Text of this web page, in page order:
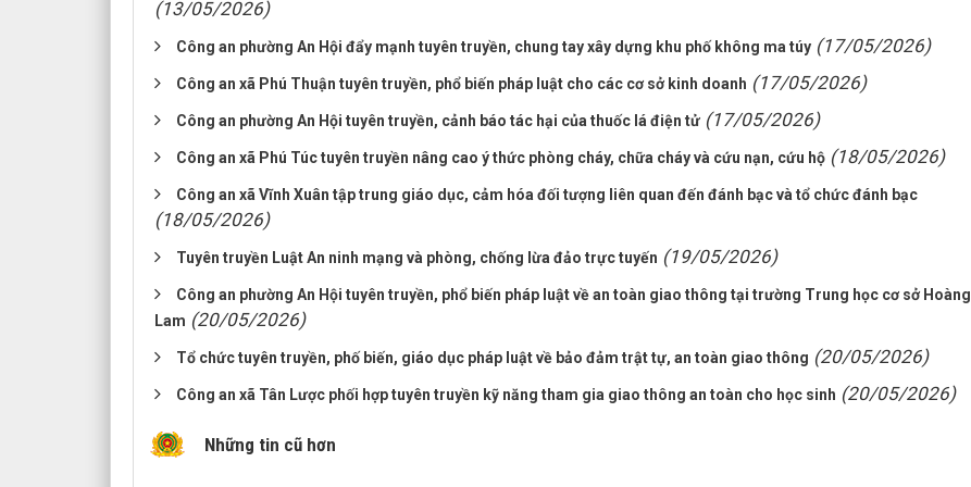
(13/05/2026)
Công an phường An Hội đẩy mạnh tuyên truyền, chung tay xây dựng khu phố không ma túy (17/05/2026)
Công an xã Phú Thuận tuyên truyền, phổ biến pháp luật cho các cơ sở kinh doanh (17/05/2026)
Công an phường An Hội tuyên truyền, cảnh báo tác hại của thuốc lá điện tử (17/05/2026)
Công an xã Phú Túc tuyên truyền nâng cao ý thức phòng cháy, chữa cháy và cứu nạn, cứu hộ (18/05/2026)
Công an xã Vĩnh Xuân tập trung giáo dục, cảm hóa đối tượng liên quan đến đánh bạc và tổ chức đánh bạc
(18/05/2026)
Tuyên truyền Luật An ninh mạng và phòng, chống lừa đảo trực tuyến (19/05/2026)
Công an phường An Hội tuyên truyền, phổ biến pháp luật về an toàn giao thông tại trường Trung học cơ sở Hoàng
Lam (20/05/2026)
Tổ chức tuyên truyền, phố biến, giáo dục pháp luật về bảo đảm trật tự, an toàn giao thông (20/05/2026)
Công an xã Tân Lược phối hợp tuyên truyền kỹ năng tham gia giao thông an toàn cho học sinh (20/05/2026)
Những tin cũ hơn